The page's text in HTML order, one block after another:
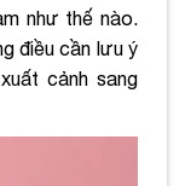
như thế nào.
điều cần lưu ý
cảnh sang